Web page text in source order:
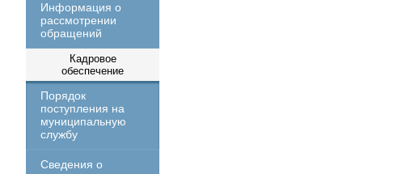
Информация о
рассмотрении
обращений
Кадровое
обеспечение
Порядок
поступления на
муниципальную
службу
Сведения о